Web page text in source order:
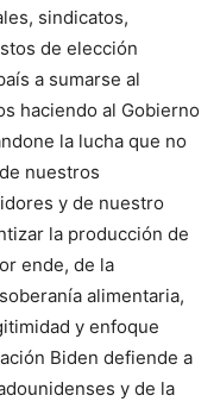
sindicatos,
de elección
a sumarse al
haciendo al Gobierno
la lucha que no
nuestros
y de nuestro
la producción de
ende, de la
alimentaria,
y enfoque
Biden defiende a
y de la